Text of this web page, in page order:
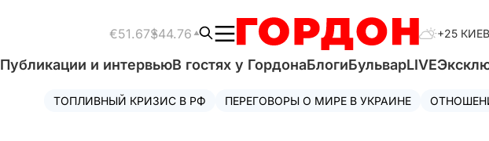
€51.67$44.76 +25 КИЕВ
Публикации и интервьюВ гостях у ГордонаБлогиБульварLIVE
ТОПЛИВНЫЙ КРИЗИС В РФ ПЕРЕГОВОРЫ О МИРЕ В УКРАИНЕ